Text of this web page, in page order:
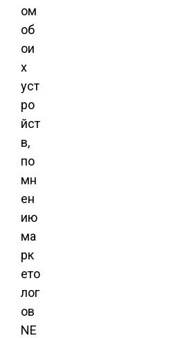
ом
об
ои
х
уст
ро
йст
в,
по
мн
ен
ию
ма
рк
ето
лог
ов
NE